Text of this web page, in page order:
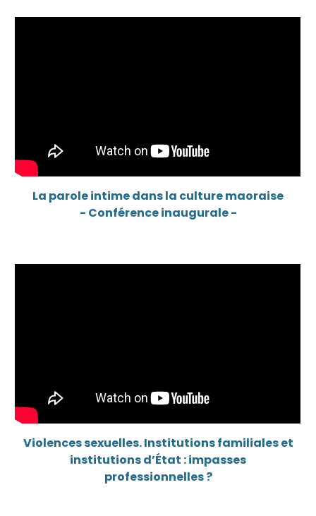
La parole intime dans la culture maoraise
- Conférence inaugurale -
Violences sexuelles. Institutions familiales et
institutions d’État : impasses
professionnelles ?